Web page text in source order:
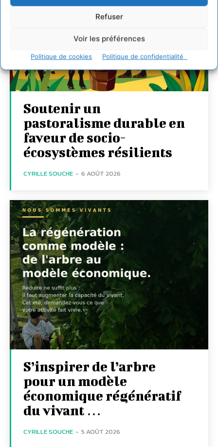
Refuser
Voir les préférences
Politique de cookies Politique de confidentialité
Soutenir un
pastoralisme durable en
faveur de socio-
écosystèmes résilients
CYRILLE SOUCHE - 6 AOÛT 2026
S’inspirer de l’arbre
pour un modèle
économique régénératif
du vivant …
CYRILLE SOUCHE - 5 AOÛT 2026